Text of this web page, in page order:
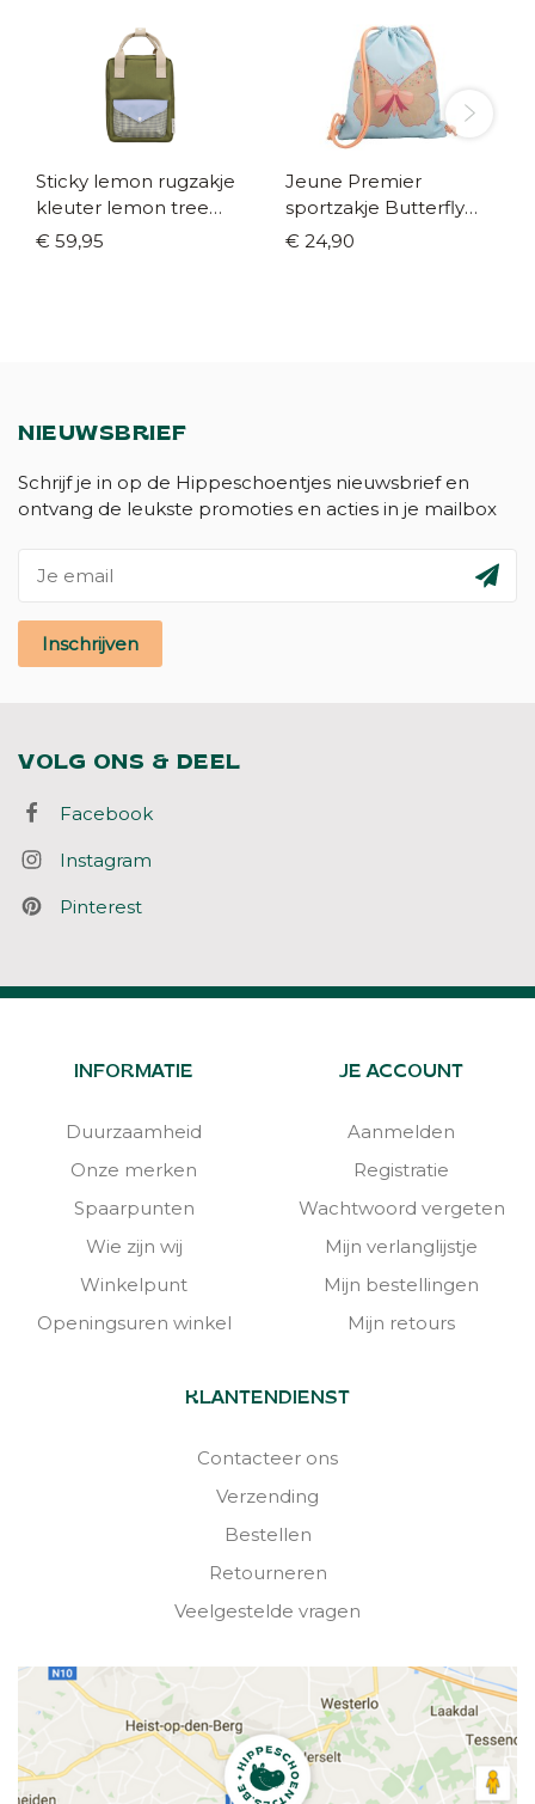
Sticky lemon rugzakje
kleuter lemon tree
tickling grass
€ 59,95
Jeune Premier
sportzakje Butterfly
gold
€ 24,90
NIEUWSBRIEF
Schrijf je in op de Hippeschoentjes nieuwsbrief en
ontvang de leukste promoties en acties in je mailbox
Inschrijven
VOLG ONS & DEEL
Facebook
Instagram
Pinterest
INFORMATIE
Duurzaamheid
Onze merken
Spaarpunten
Wie zijn wij
Winkelpunt
Openingsuren winkel
JE ACCOUNT
Aanmelden
Registratie
Wachtwoord vergeten
Mijn verlanglijstje
Mijn bestellingen
Mijn retours
KLANTENDIENST
Contacteer ons
Verzending
Bestellen
Retourneren
Veelgestelde vragen